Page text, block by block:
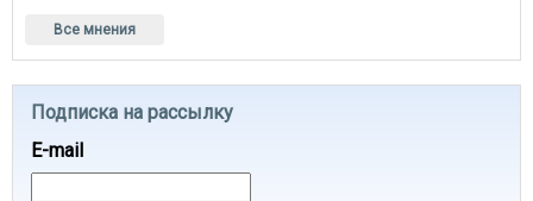
Все мнения
Подписка на рассылку
E-mail